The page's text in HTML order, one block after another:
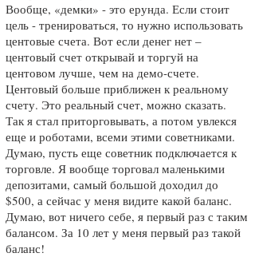
Вообще, «демки» - это ерунда. Если стоит
цель - тренироваться, то нужно использовать
центовые счета. Вот если денег нет –
центовый счет открывай и торгуй на
центовом лучше, чем на демо-счете.
Центовый больше приближен к реальному
счету. Это реальный счет, можно сказать.
Так я стал приторговывать, а потом увлекся
еще и роботами, всеми этими советниками.
Думаю, пусть еще советник подключается к
торговле. Я вообще торговал маленькими
депозитами, самый большой доходил до
$500, а сейчас у меня видите какой баланс.
Думаю, вот ничего себе, я первый раз с таким
балансом. За 10 лет у меня первый раз такой
баланс!